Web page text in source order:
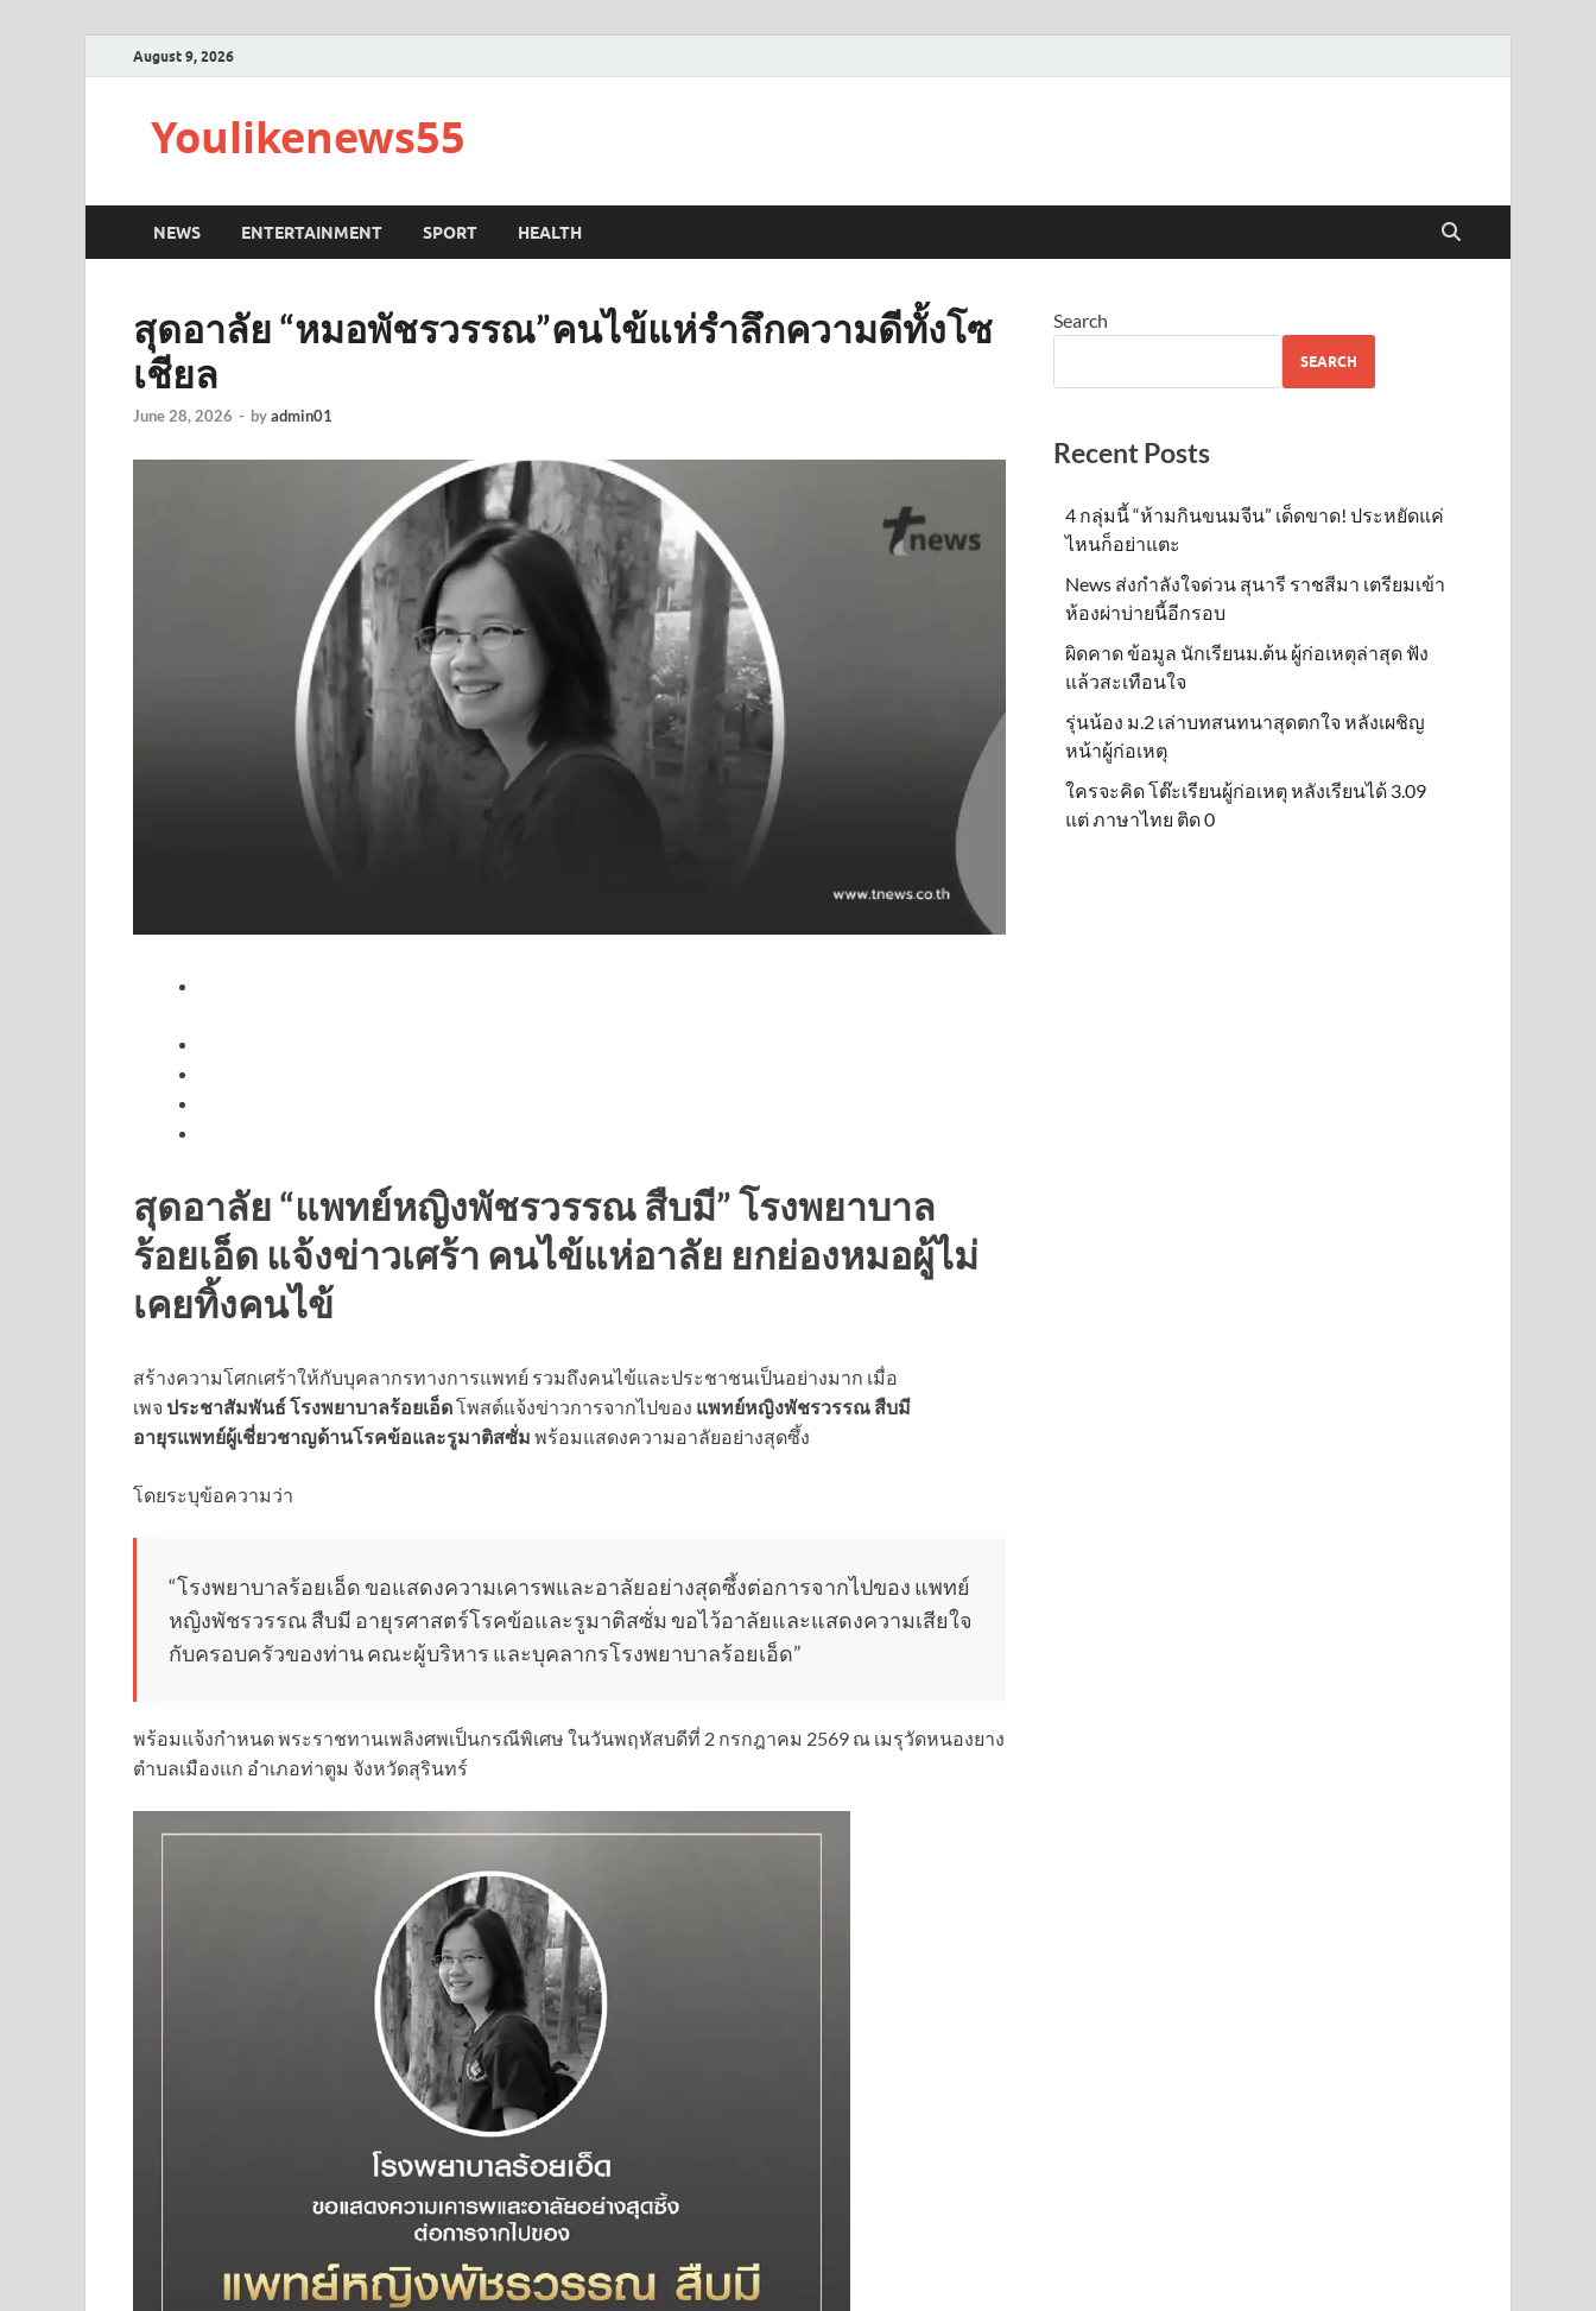
August 9, 2026
Youlikenews55
NEWS ENTERTAINMENT SPORT HEALTH
สุดอาลัย “หมอพัชรวรรณ”คนไข้แห่รำลึกความดีทั้งโซ
เชียล
June 28, 2026 - byadmin01
สุดอาลัย “แพทย์หญิงพัชรวรรณ สืบมี” โรงพยาบาล
ร้อยเอ็ด แจ้งข่าวเศร้า คนไข้แห่อาลัย ยกย่องหมอผู้ไม่
เคยทิ้งคนไข้
สร้างความโศกเศร้าให้กับบุคลากรทางการแพทย์ รวมถึงคนไข้และประชาชนเป็นอย่างมาก เมื่อ
เพจ ประชาสัมพันธ์ โรงพยาบาลร้อยเอ็ดโพสต์แจ้งข่าวการจากไปของ แพทย์หญิงพัชรวรรณ สืบมี
อายุรแพทย์ผู้เชี่ยวชาญด้านโรคข้อและรูมาติสซั่ม พร้อมแสดงความอาลัยอย่างสุดซึ้ง
โดยระบุข้อความว่า
“โรงพยาบาลร้อยเอ็ด ขอแสดงความเคารพและอาลัยอย่างสุดซึ้งต่อการจากไปของ แพทย์
หญิงพัชรวรรณ สืบมี อายุรศาสตร์โรคข้อและรูมาติสซั่ม ขอไว้อาลัยและแสดงความเสียใจ
กับครอบครัวของท่าน คณะผู้บริหาร และบุคลากรโรงพยาบาลร้อยเอ็ด”
พร้อมแจ้งกำหนด พระราชทานเพลิงศพเป็นกรณีพิเศษ ในวันพฤหัสบดีที่ 2 กรกฎาคม 2569 ณ เมรุวัดหนองยาง
ตำบลเมืองแก อำเภอท่าตูม จังหวัดสุรินทร์
Search
SEARCH
Recent Posts
4 กลุ่มนี้ “ห้ามกินขนมจีน” เด็ดขาด! ประหยัดแค่
ไหนก็อย่าแตะ
News ส่งกำลังใจด่วน สุนารี ราชสีมา เตรียมเข้า
ห้องผ่าบ่ายนี้อีกรอบ
ผิดคาด ข้อมูล นักเรียนม.ต้น ผู้ก่อเหตุล่าสุด ฟัง
แล้วสะเทือนใจ
รุ่นน้อง ม.2 เล่าบทสนทนาสุดตกใจ หลังเผชิญ
หน้าผู้ก่อเหตุ
ใครจะคิด โต๊ะเรียนผู้ก่อเหตุ หลังเรียนได้ 3.09
แต่ ภาษาไทย ติด 0